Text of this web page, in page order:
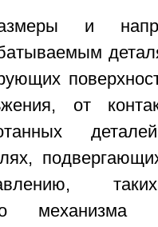
и
от